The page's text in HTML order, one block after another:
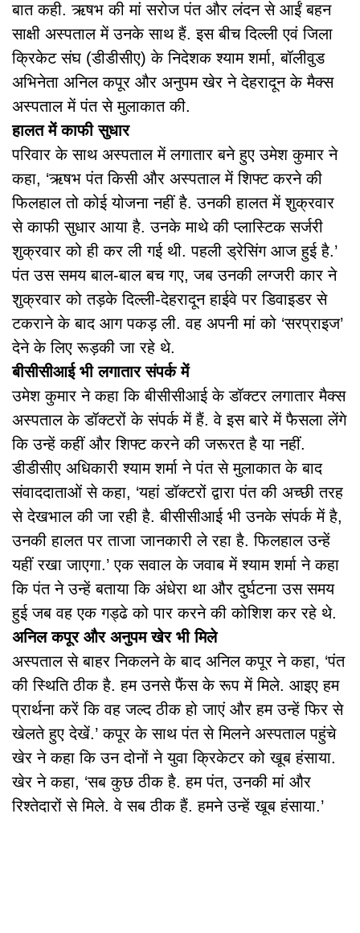
बात कही. ऋषभ की मां सरोज पंत और लंदन से आईं बहन
साक्षी अस्पताल में उनके साथ हैं. इस बीच दिल्ली एवं जिला
क्रिकेट संघ (डीडीसीए) के निदेशक श्याम शर्मा, बॉलीवुड
अभिनेता अनिल कपूर और अनुपम खेर ने देहरादून के मैक्स
अस्पताल में पंत से मुलाकात की.
हालत में काफी सुधार
परिवार के साथ अस्पताल में लगातार बने हुए उमेश कुमार ने
कहा, ‘ऋषभ पंत किसी और अस्पताल में शिफ्ट करने की
फिलहाल तो कोई योजना नहीं है. उनकी हालत में शुक्रवार
से काफी सुधार आया है. उनके माथे की प्लास्टिक सर्जरी
शुक्रवार को ही कर ली गई थी. पहली ड्रेसिंग आज हुई है.’
पंत उस समय बाल-बाल बच गए, जब उनकी लग्जरी कार ने
शुक्रवार को तड़के दिल्ली-देहरादून हाईवे पर डिवाइडर से
टकराने के बाद आग पकड़ ली. वह अपनी मां को ‘सरप्राइज’
देने के लिए रूड़की जा रहे थे.
बीसीसीआई भी लगातार संपर्क में
उमेश कुमार ने कहा कि बीसीसीआई के डॉक्टर लगातार मैक्स
अस्पताल के डॉक्टरों के संपर्क में हैं. वे इस बारे में फैसला लेंगे
कि उन्हें कहीं और शिफ्ट करने की जरूरत है या नहीं.
डीडीसीए अधिकारी श्याम शर्मा ने पंत से मुलाकात के बाद
संवाददाताओं से कहा, ‘यहां डॉक्टरों द्वारा पंत की अच्छी तरह
से देखभाल की जा रही है. बीसीसीआई भी उनके संपर्क में है,
उनकी हालत पर ताजा जानकारी ले रहा है. फिलहाल उन्हें
यहीं रखा जाएगा.’ एक सवाल के जवाब में श्याम शर्मा ने कहा
कि पंत ने उन्हें बताया कि अंधेरा था और दुर्घटना उस समय
हुई जब वह एक गड्ढे को पार करने की कोशिश कर रहे थे.
अनिल कपूर और अनुपम खेर भी मिले
अस्पताल से बाहर निकलने के बाद अनिल कपूर ने कहा, ‘पंत
की स्थिति ठीक है. हम उनसे फैंस के रूप में मिले. आइए हम
प्रार्थना करें कि वह जल्द ठीक हो जाएं और हम उन्हें फिर से
खेलते हुए देखें.’ कपूर के साथ पंत से मिलने अस्पताल पहुंचे
खेर ने कहा कि उन दोनों ने युवा क्रिकेटर को खूब हंसाया.
खेर ने कहा, ‘सब कुछ ठीक है. हम पंत, उनकी मां और
रिश्तेदारों से मिले. वे सब ठीक हैं. हमने उन्हें खूब हंसाया.’